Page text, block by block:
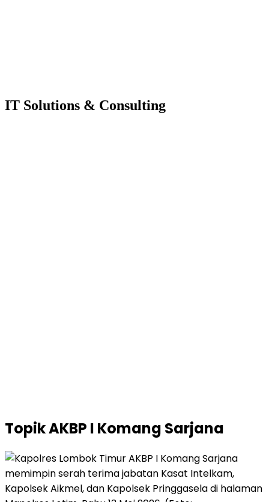
IT Solutions & Consulting
TopikAKBP I Komang Sarjana